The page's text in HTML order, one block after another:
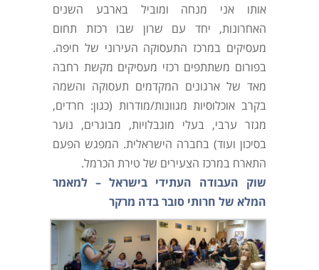
אותו אני מנחה ומוביל בארבע השנים
האחרונות, יחד עם שרון שבו רכזת תחום
מעסיקים במרכז התעסוקה העירוני של חיפה.
בפורום משתתפים רכזי מעסיקים מקשת רחבה
מאד של ארגונים המקדמים תעסוקה והשמה
בקרב אוכלוסיות מגוונות/מודרות (כגון: חרדים,
מגזר ערבי, בעלי מוגבלויות, מבוגרים, נוער
בסיכון ועוד) בחברה הישראלית. המפגש הפעם
התארח במרכז הצעירים של טירת הכרמל.
שוק העבודה העתידי בישראל – למאמר
המלא של חרותי סובר בדה מרקר